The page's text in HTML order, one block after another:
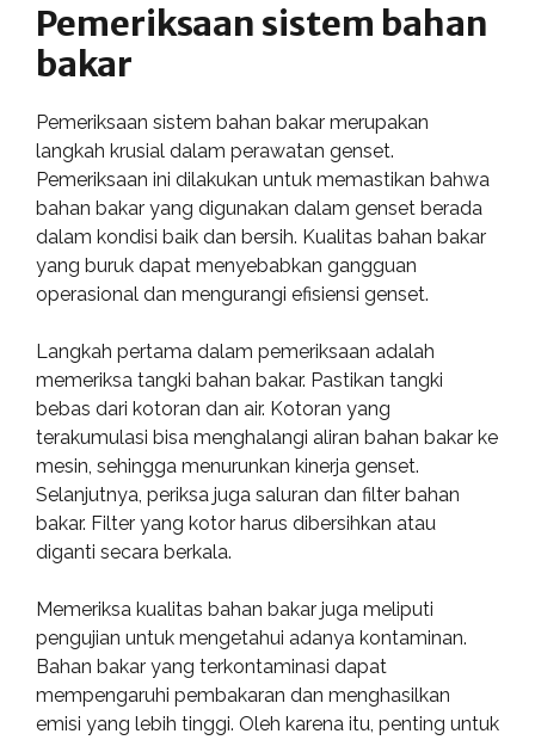
Pemeriksaan sistem bahan
bakar
Pemeriksaan sistem bahan bakar merupakan
langkah krusial dalam perawatan genset.
Pemeriksaan ini dilakukan untuk memastikan bahwa
bahan bakar yang digunakan dalam genset berada
dalam kondisi baik dan bersih. Kualitas bahan bakar
yang buruk dapat menyebabkan gangguan
operasional dan mengurangi efisiensi genset.
Langkah pertama dalam pemeriksaan adalah
memeriksa tangki bahan bakar. Pastikan tangki
bebas dari kotoran dan air. Kotoran yang
terakumulasi bisa menghalangi aliran bahan bakar ke
mesin, sehingga menurunkan kinerja genset.
Selanjutnya, periksa juga saluran dan filter bahan
bakar. Filter yang kotor harus dibersihkan atau
diganti secara berkala.
Memeriksa kualitas bahan bakar juga meliputi
pengujian untuk mengetahui adanya kontaminan.
Bahan bakar yang terkontaminasi dapat
mempengaruhi pembakaran dan menghasilkan
emisi yang lebih tinggi. Oleh karena itu, penting untuk